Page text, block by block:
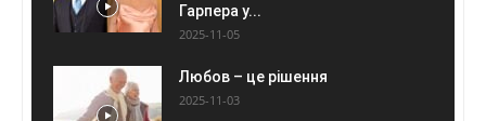
Гарпера у...
2025-11-05
Любов – це рішення
2025-11-03